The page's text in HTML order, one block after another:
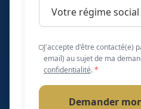
J'accepte d'être contacté(e)
email) au sujet de ma
confidentialité.*
Demander